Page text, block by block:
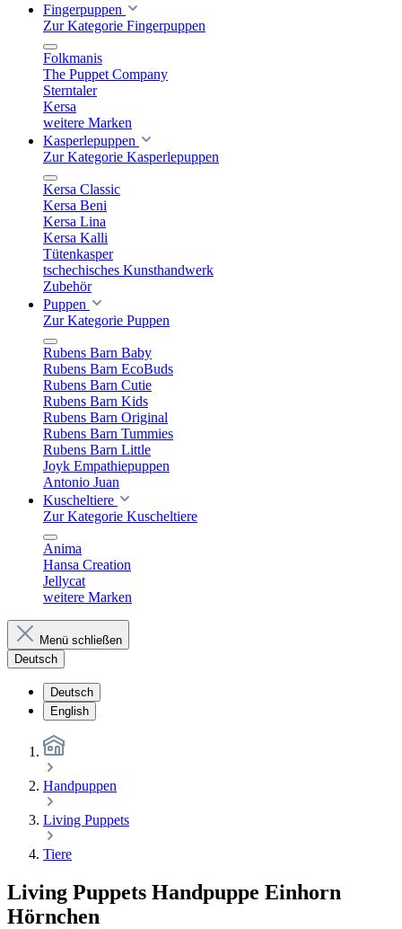
Fingerpuppen
Zur Kategorie Fingerpuppen
Folkmanis
The Puppet Company
Sterntaler
Kersa
weitere Marken
Kasperlepuppen
Zur Kategorie Kasperlepuppen
Kersa Classic
Kersa Beni
Kersa Lina
Kersa Kalli
Tütenkasper
tschechisches Kunsthandwerk
Zubehör
Puppen
Zur Kategorie Puppen
Rubens Barn Baby
Rubens Barn EcoBuds
Rubens Barn Cutie
Rubens Barn Kids
Rubens Barn Original
Rubens Barn Tummies
Rubens Barn Little
Joyk Empathiepuppen
Antonio Juan
Kuscheltiere
Zur Kategorie Kuscheltiere
Anima
Hansa Creation
Jellycat
weitere Marken
Menü schließen
Deutsch
Deutsch
English
Handpuppen
Living Puppets
Tiere
Living Puppets Handpuppe Einhorn
Hörnchen